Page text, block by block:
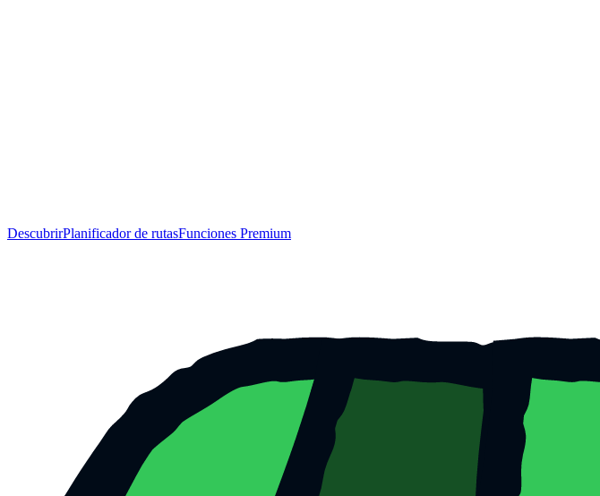
DescubrirPlanificador de rutasFunciones Premium